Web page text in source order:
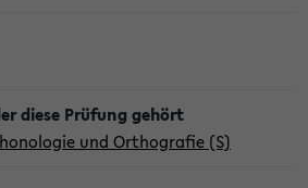
und Orthografie (S)